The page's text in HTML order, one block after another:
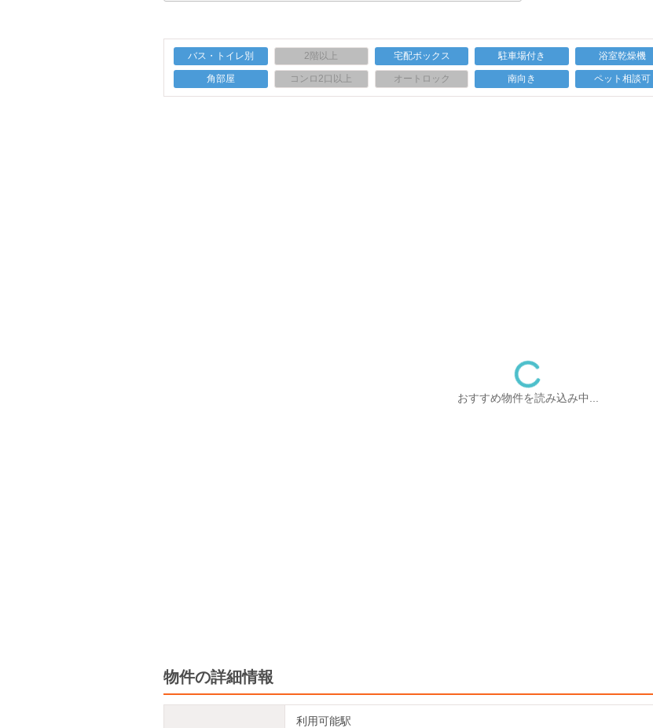
バス・トイレ別 2階以上 宅配ボックス 駐車場付き 浴室乾燥機
角部屋 コンロ2口以上 オートロック 南向き ペット相談可
おすすめ物件を読み込み中...
物件の詳細情報
利用可能駅